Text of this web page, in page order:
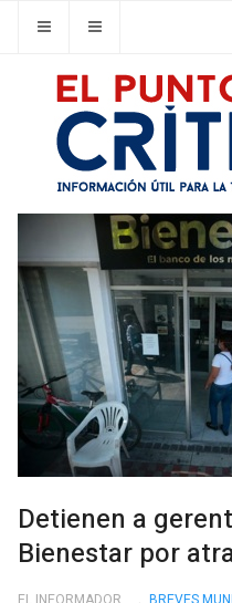
Detienen a
Bienestar por